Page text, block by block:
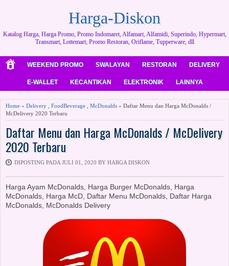
Harga-Diskon
Katalog Harga, Harga Promo, Promo Indomaret, Alfamart, Alfamidi, Superindo, Hypermart,
Transmart, Lottemart, Promo Restoran, Oriflame, Tupperware, dll
WEEKEND PROMO SWALAYAN RESTORAN DELIVERY
E-WALLET KECANTIKAN ELEKTRONIK LAINNYA
Home » Delivery FoodBeverage McDonalds » Daftar Menu dan Harga McDonalds /
McDelivery 2020 Terbaru
Daftar Menu dan Harga McDonalds / McDelivery
2020 Terbaru
DIPOSTING PADA JULI 01, 2020 BY HARGA DISKON
Harga Ayam McDonalds, Harga Burger McDonalds, Harga
McDonalds, Harga McD, Daftar Menu McDonalds, Daftar Harga
McDonalds, McDonalds Delivery